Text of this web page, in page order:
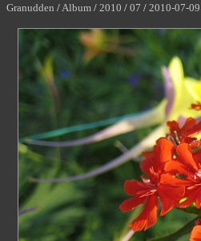
Granudden /Album / 2010 / 07 / 2010-07-09